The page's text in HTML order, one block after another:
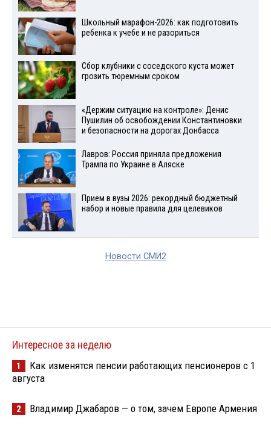
Школьный марафон-2026: как подготовить
ребенка к учебе и не разориться
Сбор клубники с соседского куста может
грозить тюремным сроком
«Держим ситуацию на контроле»: Денис
Пушилин об освобождении Константиновки
и безопасности на дорогах Донбасса
Лавров: Россия приняла предложения
Трампа по Украине в Аляске
Прием в вузы 2026: рекордный бюджетный
набор и новые правила для целевиков
Новости СМИ2
Интересное за неделю
1
Как изменятся пенсии работающих пенсионеров с 1
августа
2 Владимир Джабаров — о том, зачем Европе Армения